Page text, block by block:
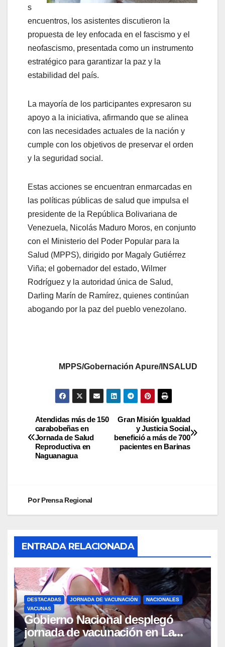
s
encuentros, los asistentes discutieron la
propuesta de ley enfocada en el fascismo y el
neofascismo, presentada como un instrumento
estratégico para garantizar la paz y la
estabilidad del país.
La mayoría de los participantes expresaron su
apoyo a la iniciativa, afirmando que se alinea
con las necesidades actuales de la nación y
cumple con los objetivos de preservar el orden
y la seguridad social.
Estas acciones se encuentran enmarcadas en
las políticas públicas de salud que impulsa el
presidente de la República Bolivariana de
Venezuela, Nicolás Maduro Moros, en conjunto
con el Ministerio del Poder Popular para la
Salud (MPPS), dirigido por Magaly Gutiérrez
Viña; el gobernador del estado, Wilmer
Rodríguez y la autoridad única de Salud,
Darling Marín de Ramírez, quienes continúan
abogando por la paz del pueblo venezolano.
MPPS/Gobernación Apure/INSALUD
Gran Misión Igualdad
y Justicia Social
benefició a más de 700
pacientes en Barinas
Atendidas más de 150
carabobeñas en
Jornada de Salud
Reproductiva en
Naguanagua
PorPrensa Regional
ENTRADA RELACIONADA
DESTACADAS JORNADA DE VACUNACIÓN
NACIONALES
VACUNAS
Gobierno Nacional desplegó
jornada de vacunación en La